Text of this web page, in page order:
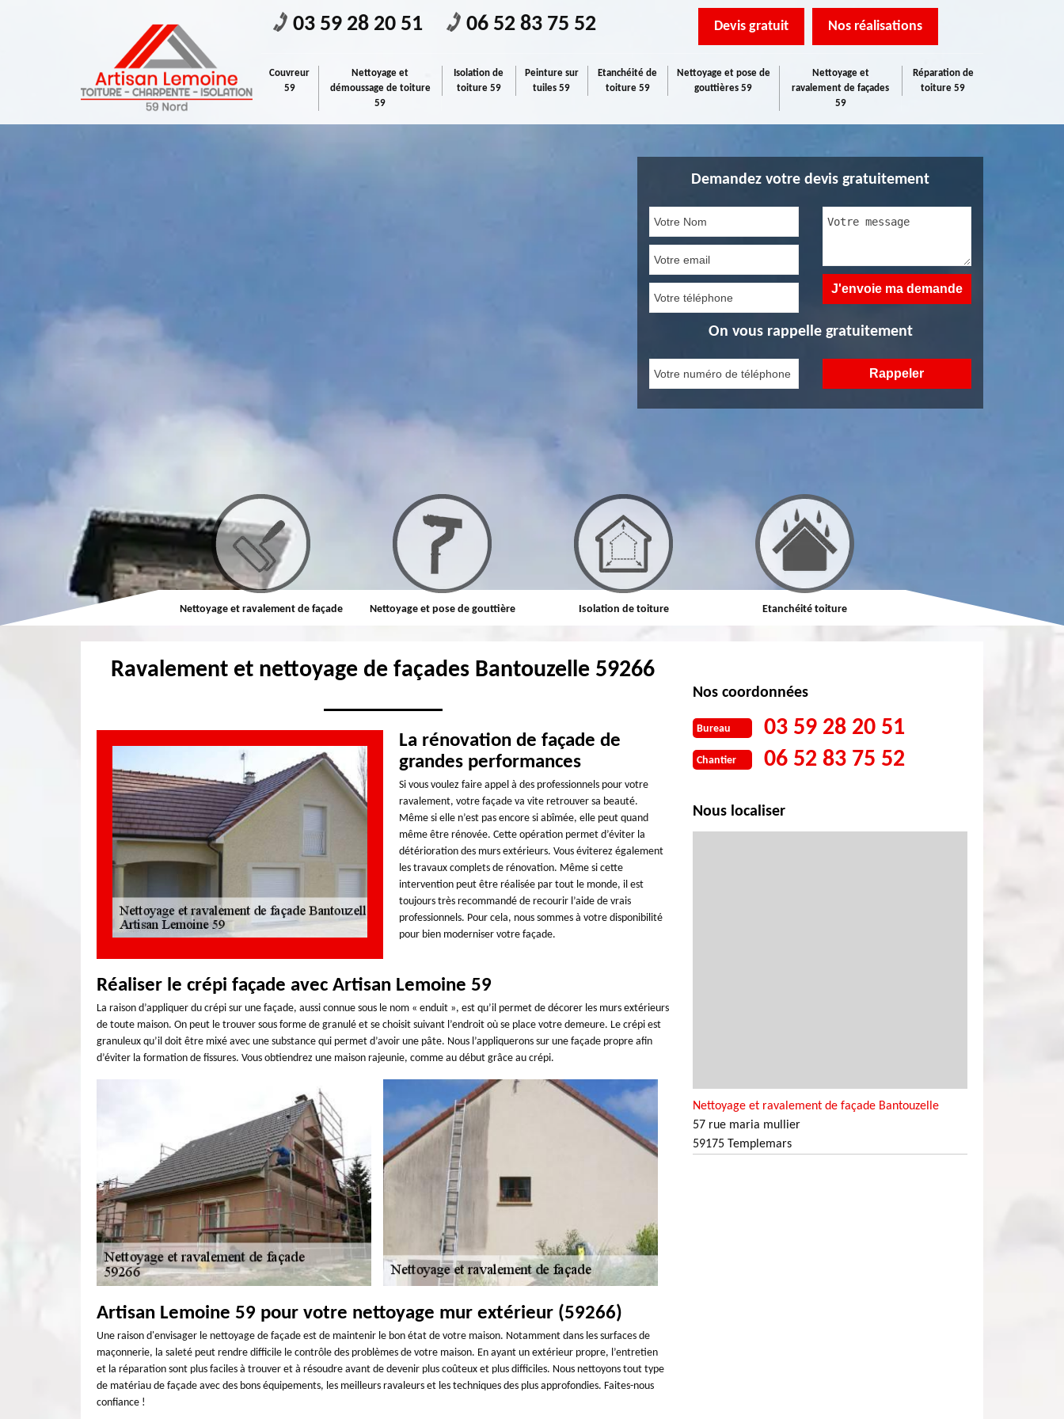
03 59 28 20 51 06 52 83 75 52 Devis gratuit Nos réalisations
Couvreur
59
Nettoyage et
démoussage de toiture
59
Isolation de
toiture 59
Peinture sur
tuiles 59
Etanchéité de
toiture 59
Nettoyage et pose de
gouttières 59
Nettoyage et
ravalement de façades
59
Réparation de
toiture 59
Demandez votre devis gratuitement
On vous rappelle gratuitement
Couvreur Nettoyage et ravalement de façade Nettoyage et pose de gouttière Isolation de toiture Etanchéité toiture Réparation de toiture
Ravalement et nettoyage de façades Bantouzelle 59266
La rénovation de façade de
grandes performances
Si vous voulez faire appel à des professionnels pour votre
ravalement, votre façade va vite retrouver sa beauté.
Même si elle n’est pas encore si abîmée, elle peut quand
même être rénovée. Cette opération permet d’éviter la
détérioration des murs extérieurs. Vous éviterez également
les travaux complets de rénovation. Même si cette
intervention peut être réalisée par tout le monde, il est
toujours très recommandé de recourir l’aide de vrais
professionnels. Pour cela, nous sommes à votre disponibilité
pour bien moderniser votre façade.
Réaliser le crépi façade avec Artisan Lemoine 59
La raison d’appliquer du crépi sur une façade, aussi connue sous le nom « enduit », est qu’il permet de décorer les murs extérieurs
de toute maison. On peut le trouver sous forme de granulé et se choisit suivant l’endroit où se place votre demeure. Le crépi est
granuleux qu’il doit être mixé avec une substance qui permet d’avoir une pâte. Nous l’appliquerons sur une façade propre afin
d’éviter la formation de fissures. Vous obtiendrez une maison rajeunie, comme au début grâce au crépi.
Artisan Lemoine 59 pour votre nettoyage mur extérieur (59266)
Une raison d'envisager le nettoyage de façade est de maintenir le bon état de votre maison. Notamment dans les surfaces de
maçonnerie, la saleté peut rendre difficile le contrôle des problèmes de votre maison. En ayant un extérieur propre, l’entretien
et la réparation sont plus faciles à trouver et à résoudre avant de devenir plus coûteux et plus difficiles. Nous nettoyons tout type
de matériau de façade avec des bons équipements, les meilleurs ravaleurs et les techniques des plus approfondies. Faites-nous
confiance !
Nos coordonnées
Bureau 03 59 28 20 51
Chantier 06 52 83 75 52
Nous localiser
Nettoyage et ravalement de façade Bantouzelle
57 rue maria mullier
59175 Templemars